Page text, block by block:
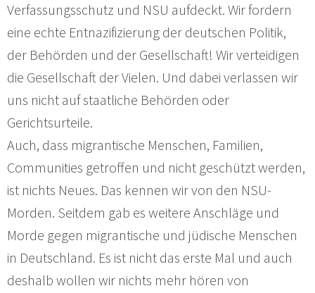
Verfassungsschutz und NSU aufdeckt. Wir fordern
eine echte Entnazifizierung der deutschen Politik,
der Behörden und der Gesellschaft! Wir verteidigen
die Gesellschaft der Vielen. Und dabei verlassen wir
uns nicht auf staatliche Behörden oder
Gerichtsurteile.
Auch, dass migrantische Menschen, Familien,
Communities getroffen und nicht geschützt werden,
ist nichts Neues. Das kennen wir von den NSU-
Morden. Seitdem gab es weitere Anschläge und
Morde gegen migrantische und jüdische Menschen
in Deutschland. Es ist nicht das erste Mal und auch
deshalb wollen wir nichts mehr hören von